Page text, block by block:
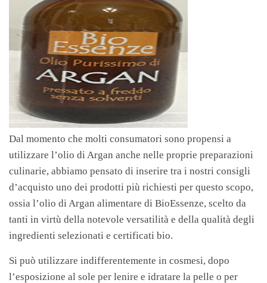
Dal momento che molti consumatori sono propensi a
utilizzare l’olio di Argan anche nelle proprie preparazioni
culinarie, abbiamo pensato di inserire tra i nostri consigli
d’acquisto uno dei prodotti più richiesti per questo scopo,
ossia l’olio di Argan alimentare di BioEssenze, scelto da
tanti in virtù della notevole versatilità e della qualità degli
ingredienti selezionati e certificati bio.
Si può utilizzare indifferentemente in cosmesi, dopo
l’esposizione al sole per lenire e idratare la pelle o per